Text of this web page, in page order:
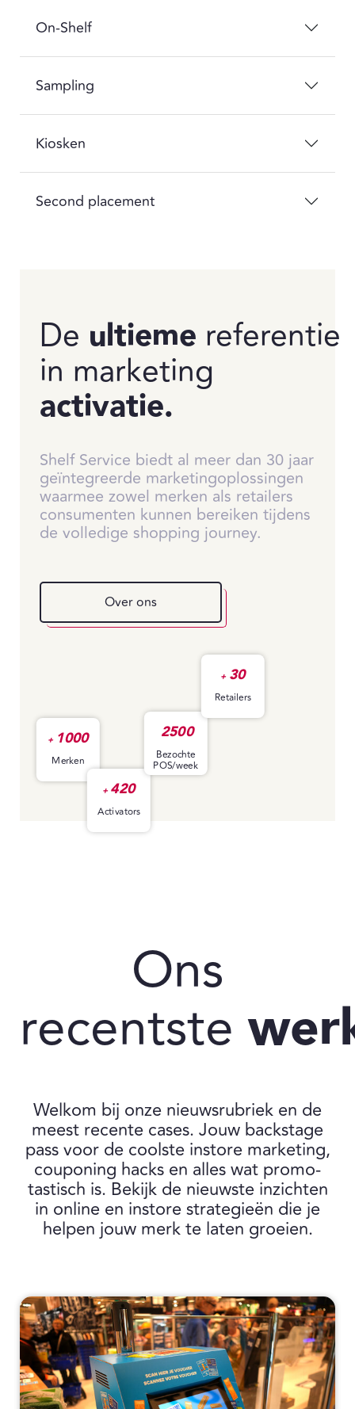
On-Shelf
Sampling
Kiosken
Second placement
De ultieme referentie
in marketing
activatie.
Shelf Service biedt al meer dan 30 jaar
geïntegreerde marketingoplossingen
waarmee zowel merken als retailers
consumenten kunnen bereiken tijdens
de volledige shopping journey.
Over ons
+ 1000
Merken
+ 420
Activators
2500
Bezochte
POS/week
+ 30
Retailers
Ons
recentste
Welkom bij onze nieuwsrubriek en de
meest recente cases. Jouw backstage
pass voor de coolste instore marketing,
couponing hacks en alles wat promo-
tastisch is. Bekijk de nieuwste inzichten
in online en instore strategieën die je
helpen jouw merk te laten groeien.